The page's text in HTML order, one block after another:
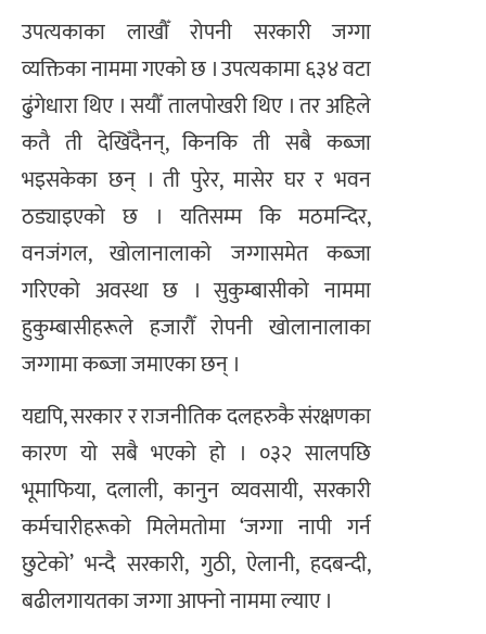
उपत्यकाका लाखौँ रोपनी सरकारी जग्गा
व्यक्तिका नाममा गएको छ । उपत्यकामा ६३४ वटा
ढुंगेधारा थिए । सयौँ तालपोखरी थिए । तर अहिले
कतै ती देखिँदैनन्, किनकि ती सबै कब्जा
भइसकेका छन् । ती पुरेर, मासेर घर र भवन
ठड्याइएको छ । यतिसम्म कि मठमन्दिर,
वनजंगल, खोलानालाको जग्गासमेत कब्जा
गरिएको अवस्था छ । सुकुम्बासीको नाममा
हुकुम्बासीहरूले हजारौँ रोपनी खोलानालाका
जग्गामा कब्जा जमाएका छन् ।
यद्यपि, सरकार र राजनीतिक दलहरुकै संरक्षणका
कारण यो सबै भएको हो । ०३२ सालपछि
भूमाफिया, दलाली, कानुन व्यवसायी, सरकारी
कर्मचारीहरूको मिलेमतोमा ‘जग्गा नापी गर्न
छुटेको’ भन्दै सरकारी, गुठी, ऐलानी, हदबन्दी,
बढीलगायतका जग्गा आफ्नो नाममा ल्याए ।